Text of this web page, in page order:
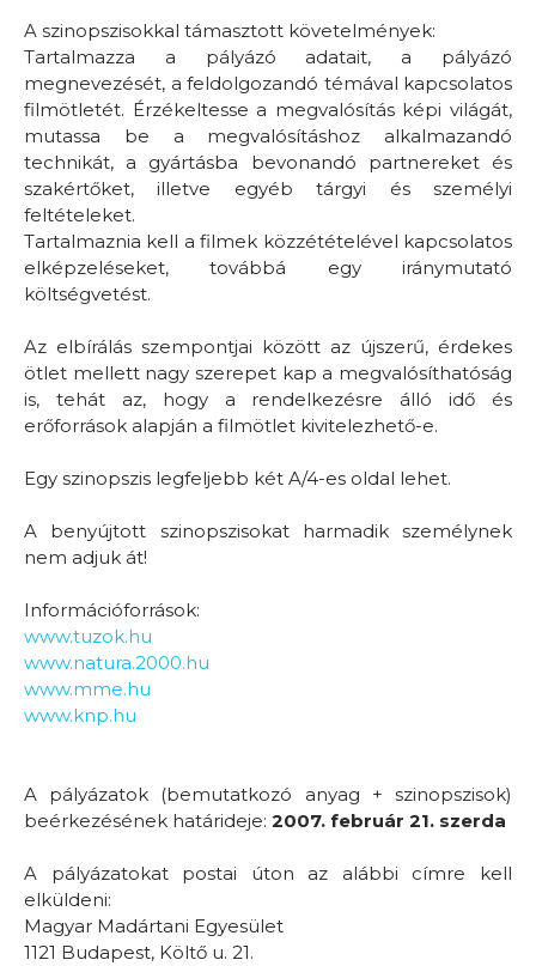
A szinopszisokkal támasztott követelmények:
Tartalmazza a pályázó adatait, a pályázó
megnevezését, a feldolgozandó témával kapcsolatos
filmötletét. Érzékeltesse a megvalósítás képi világát,
mutassa be a megvalósításhoz alkalmazandó
technikát, a gyártásba bevonandó partnereket és
szakértőket, illetve egyéb tárgyi és személyi
feltételeket.
Tartalmaznia kell a filmek közzétételével kapcsolatos
elképzeléseket, továbbá egy iránymutató
költségvetést.
Az elbírálás szempontjai között az újszerű, érdekes
ötlet mellett nagy szerepet kap a megvalósíthatóság
is, tehát az, hogy a rendelkezésre álló idő és
erőforrások alapján a filmötlet kivitelezhető-e.
Egy szinopszis legfeljebb két A/4-es oldal lehet.
A benyújtott szinopszisokat harmadik személynek
nem adjuk át!
Információforrások:
www.tuzok.hu
www.natura.2000.hu
www.mme.hu
www.knp.hu
A pályázatok (bemutatkozó anyag + szinopszisok)
beérkezésének határideje: 2007. február 21. szerda
A pályázatokat postai úton az alábbi címre kell
elküldeni:
Magyar Madártani Egyesület
1121 Budapest, Költő u. 21.